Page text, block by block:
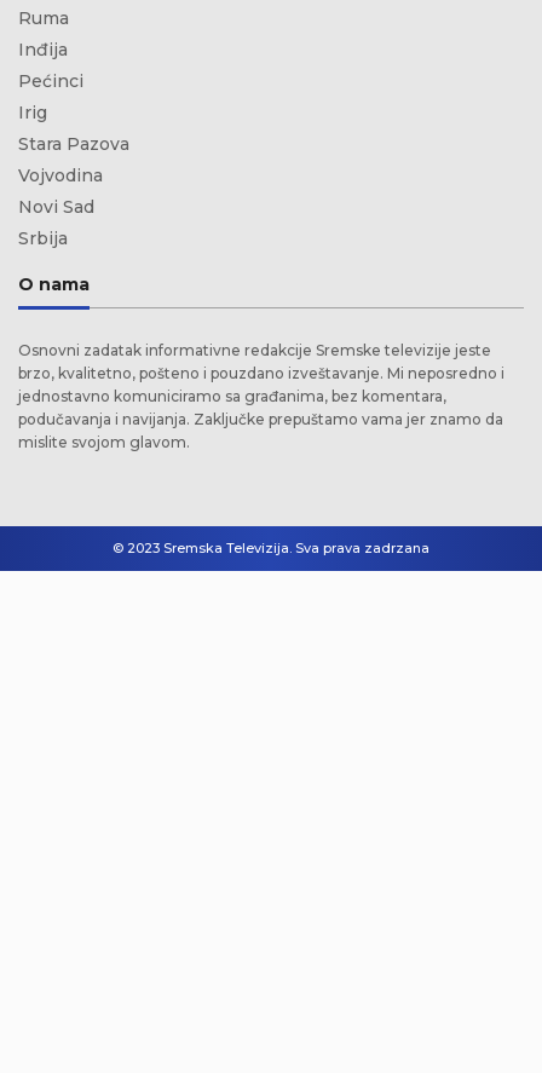
Ruma
Inđija
Pećinci
Irig
Stara Pazova
Vojvodina
Novi Sad
Srbija
O nama
Osnovni zadatak informativne redakcije Sremske televizije jeste
brzo, kvalitetno, pošteno i pouzdano izveštavanje. Mi neposredno i
jednostavno komuniciramo sa građanima, bez komentara,
podučavanja i navijanja. Zaključke prepuštamo vama jer znamo da
mislite svojom glavom.
© 2023 Sremska Televizija. Sva prava zadrzana